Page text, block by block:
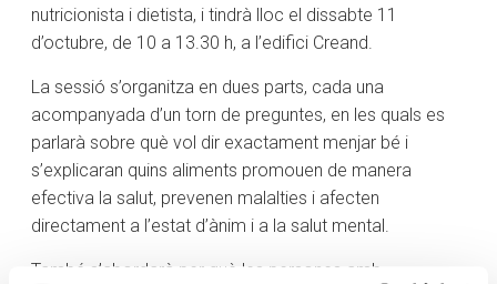
nutricionista i dietista, i tindrà lloc el dissabte 11
d’octubre, de 10 a 13.30 h, a l’edifici Creand.
La sessió s’organitza en dues parts, cada una
acompanyada d’un torn de preguntes, en les quals es
parlarà sobre què vol dir exactament menjar bé i
s’explicaran quins aliments promouen de manera
efectiva la salut, prevenen malalties i afecten
directament a l’estat d’ànim i a la salut mental.
També s’abordarà per què les persones amb